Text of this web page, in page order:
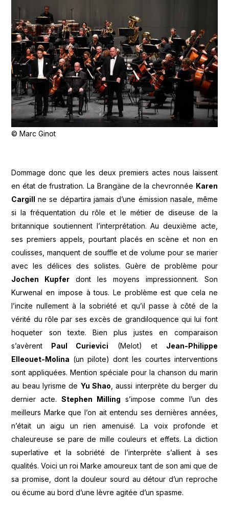
© Marc Ginot
Dommage donc que les deux premiers actes nous laissent
en état de frustration. La Brangäne de la chevronnée Karen
Cargill ne se départira jamais d’une émission nasale, même
si la fréquentation du rôle et le métier de diseuse de la
britannique soutiennent l’interprétation. Au deuxième acte,
ses premiers appels, pourtant placés en scène et non en
coulisses, manquent de souffle et de volume pour se marier
avec les délices des solistes. Guère de problème pour
Jochen Kupfer dont les moyens impressionnent. Son
Kurwenal en impose à tous. Le problème est que cela ne
l’incite nullement à la sobriété et qu’il passe à côté de la
vérité du rôle par ses excès de grandiloquence qui lui font
hoqueter son texte. Bien plus justes en comparaison
s’avèrent Paul Curievici (Melot) et Jean-Philippe
Elleouet-Molina (un pilote) dont les courtes interventions
sont appliquées. Mention spéciale pour la chanson du marin
au beau lyrisme de Yu Shao , aussi interprète du berger du
dernier acte.Stephen Milling s’impose comme l’un des
meilleurs Marke que l’on ait entendu ses dernières années,
n’était un aigu un rien amenuisé. La voix profonde et
chaleureuse se pare de mille couleurs et effets. La diction
superlative et la sobriété de l’interprète s’allient à ses
qualités. Voici un roi Marke amoureux tant de son ami que de
sa promise, dont la douleur sourd au détour d’un reproche
ou écume au bord d’une lèvre agitée d’un spasme.